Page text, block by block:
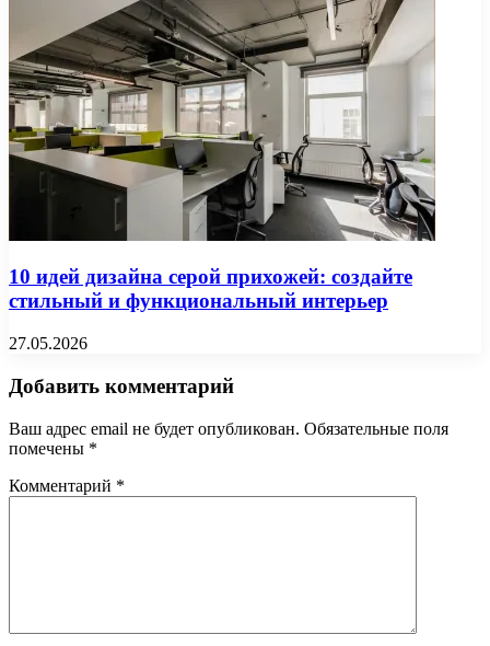
10 идей дизайна серой прихожей: создайте
стильный и функциональный интерьер
27.05.2026
Добавить комментарий
Ваш адрес email не будет опубликован. Обязательные поля
помечены *
Комментарий *